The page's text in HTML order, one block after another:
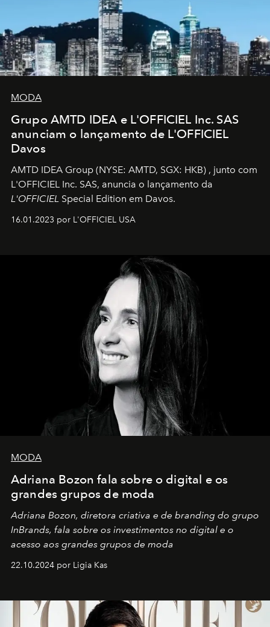
MODA
Grupo AMTD IDEA e L'OFFICIEL Inc. SAS
anunciam o lançamento de L'OFFICIEL
Davos
AMTD IDEA Group (NYSE: AMTD, SGX: HKB) , junto com
L'OFFICIEL Inc. SAS, anuncia o lançamento da
L'OFFICIEL Special Edition em Davos.
16.01.2023 por L'OFFICIEL USA
MODA
Adriana Bozon fala sobre o digital e os
grandes grupos de moda
Adriana Bozon, diretora criativa e de branding do grupo
InBrands, fala sobre os investimentos no digital e o
acesso aos grandes grupos de moda
22.10.2024 por Ligia Kas